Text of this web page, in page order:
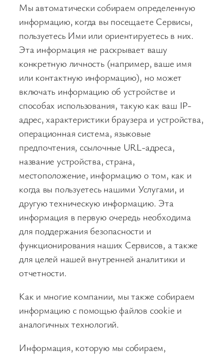
Мы автоматически собираем определенную
информацию, когда вы посещаете Сервисы,
пользуетесь Ими или ориентируетесь в них.
Эта информация не раскрывает вашу
конкретную личность (например, ваше имя
или контактную информацию), но может
включать информацию об устройстве и
способах использования, такую как ваш IP-
адрес, характеристики браузера и устройства,
операционная система, языковые
предпочтения, ссылочные URL-адреса,
название устройства, страна,
местоположение, информацию о том, как и
когда вы пользуетесь нашими Услугами, и
другую техническую информацию. Эта
информация в первую очередь необходима
для поддержания безопасности и
функционирования наших Сервисов, а также
для целей нашей внутренней аналитики и
отчетности.
Как и многие компании, мы также собираем
информацию с помощью файлов cookie и
аналогичных технологий.
Информация, которую мы собираем,